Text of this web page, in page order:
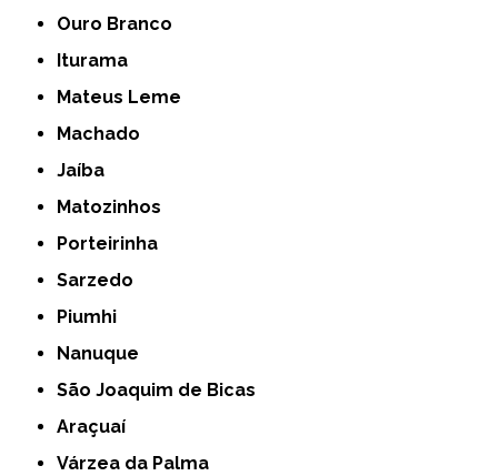
Ouro Branco
Iturama
Mateus Leme
Machado
Jaíba
Matozinhos
Porteirinha
Sarzedo
Piumhi
Nanuque
São Joaquim de Bicas
Araçuaí
Várzea da Palma